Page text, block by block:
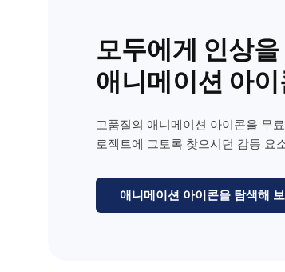
모두에게 인상
애니메이션 아
고품질의 애니메이션 아이콘을 무
로젝트에 그토록 찾으시던 감동 요
애니메이션 아이콘을 탐색해